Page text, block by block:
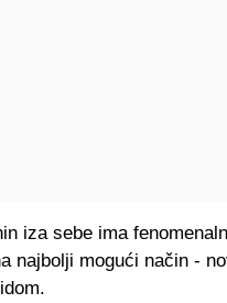
iza sebe ima
najbolji mogući način -